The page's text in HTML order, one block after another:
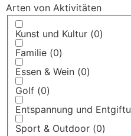
Arten von Aktivitäten
Kunst und Kultur (0)
Familie (0)
Essen & Wein (0)
Golf (0)
Entspannung und
Sport & Outdoor (0)